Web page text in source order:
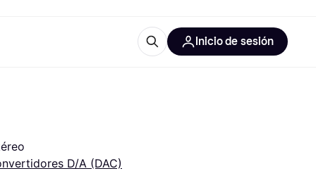
Inicio de sesión
D/A (DAC)